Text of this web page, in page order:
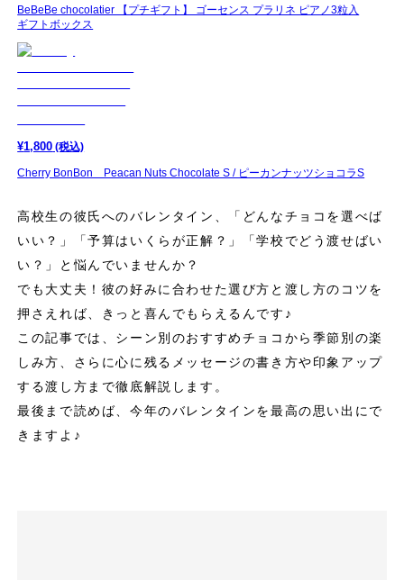
BeBeBe chocolatier 【プチギフト】 ゴーセンス プラリネ ピアノ3粒入
ギフトボックス
¥1,800 (税込)
Cherry BonBon Peacan Nuts Chocolate S / ピーカンナッツショコラS
高校生の彼氏へのバレンタイン、「どんなチョコを選べば
いい？」「予算はいくらが正解？」「学校でどう渡せばい
い？」と悩んでいませんか？
でも大丈夫！彼の好みに合わせた選び方と渡し方のコツを
押さえれば、きっと喜んでもらえるんです♪
この記事では、シーン別のおすすめチョコから季節別の楽
しみ方、さらに心に残るメッセージの書き方や印象アップ
する渡し方まで徹底解説します。
最後まで読めば、今年のバレンタインを最高の思い出にで
きますよ♪